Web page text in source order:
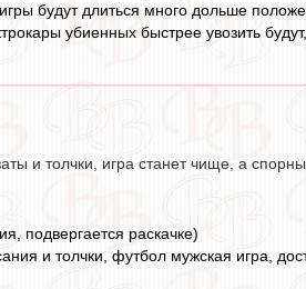
будут длиться много дольше
убиенных быстрее увозить
и толчки, игра станет чище, а
подвергается раскачке)
и толчки, футбол мужская игра,